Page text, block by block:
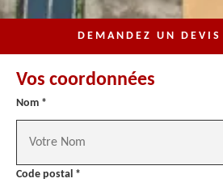
DEMANDEZ UN DEVIS
Vos coordonnées
Nom *
Code postal *